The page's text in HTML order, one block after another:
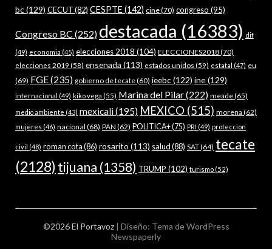
bc(129) CECUT(82) CESPTE (142) cine(70) congreso (95)
Congreso BC (252) destacada (16383) dif
(49) economia (45) elecciones 2018 (104) ELECCIONES2018(70)
elecciones 2019 (58) ensenada (113) estados unidos (59) estatal (47) eu
(69) FGE(235) gobierno de tecate(60) ieebc(122) ine(129)
internacional (49) kiko vega (55) Marina del Pilar(222) meade(65)
medio ambiente (43) mexicali(195) MEXICO (515) morena (62)
mujeres (46) nacional (68) PAN (62) POLITICA+(75) PRI (49) proteccion
civil (48) roman cota(86) rosarito (113) salud(88) SAT(64) tecate
(2128) tijuana (1358) TRUMP (102) turismo (52)
©2026 El Portavoz | Diseño: Tema de WordPress
Newspaperly